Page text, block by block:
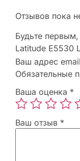
Отзывов пока
Будьте первым,
Latitude E5530
Ваш адрес
Обязательные
Ваша оценка *
Ваш отзыв *